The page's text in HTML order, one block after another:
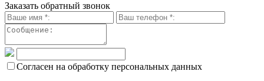
Заказать обратный звонок
Согласен на обработку персональных данных